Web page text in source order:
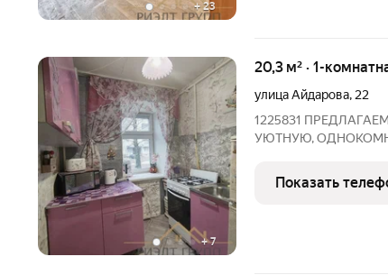
+23
+7
20,3 м² · 1-
улица Айдарова, 22
1225831
УЮТНУЮ,
площaдью : 20,3 кв.м
АВиастроительном
Показать